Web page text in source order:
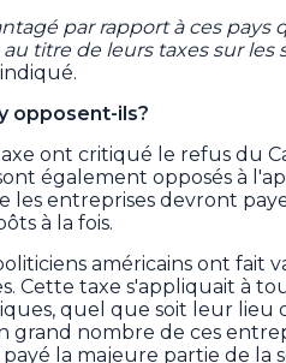
par rapport à ces
titre de leurs taxes sur les
opposent-ils?
ont critiqué le refus du
également opposés à
les entreprises devront
à la fois.
américains ont fait
Cette taxe s'appliquait à
quel que soit leur lieu
grand nombre de ces
la majeure partie de la